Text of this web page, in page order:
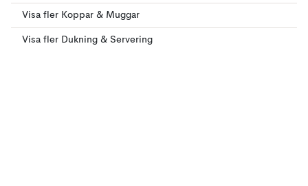
Visa fler Koppar & Muggar
Visa fler Dukning & Servering